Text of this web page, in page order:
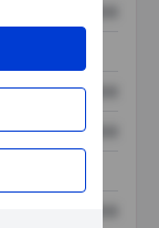
XXXXXXX
XXXXXXX